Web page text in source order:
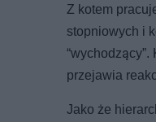
Z kotem
stopniowych i
przejawia
Jako że